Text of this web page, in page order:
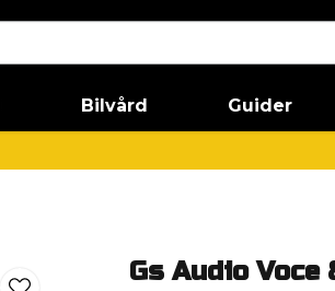
Bilvård Guider
Gs Audio